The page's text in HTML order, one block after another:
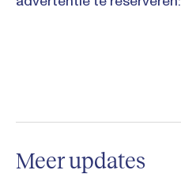
Meer updates